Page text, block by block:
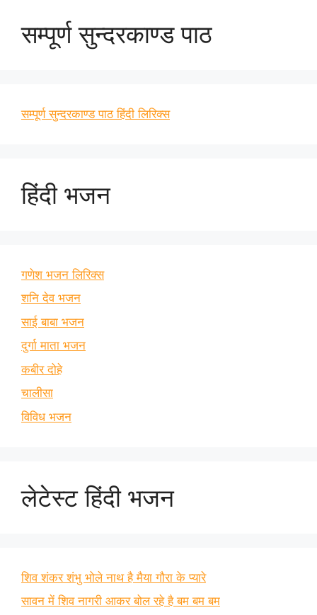
सम्पूर्ण सुन्दरकाण्ड पाठ
सम्पूर्ण सुन्दरकाण्ड पाठ हिंदी लिरिक्स
हिंदी भजन
गणेश भजन लिरिक्स
शनि देव भजन
साई बाबा भजन
दुर्गा माता भजन
कबीर दोहे
चालीसा
विविध भजन
लेटेस्ट हिंदी भजन
शिव शंकर शंभु भोले नाथ है मैया गौरा के प्यारे
सावन में शिव नागरी आकर बोल रहे है बम बम बम